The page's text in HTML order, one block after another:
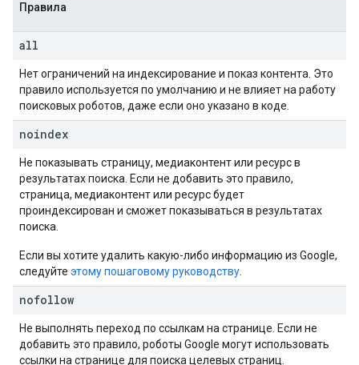
Правила
all
Нет ограничений на индексирование и показ контента. Это
правило используется по умолчанию и не влияет на работу
поисковых роботов, даже если оно указано в коде.
noindex
Не показывать страницу, медиаконтент или ресурс в
результатах поиска. Если не добавить это правило,
страница, медиаконтент или ресурс будет
проиндексирован и сможет показываться в результатах
поиска.
Если вы хотите удалить какую-либо информацию из Google,
следуйте этому пошаговому руководству
nofollow
Не выполнять переход по ссылкам на странице. Если не
добавить это правило, роботы Google могут использовать
ссылки на странице для поиска целевых страниц.